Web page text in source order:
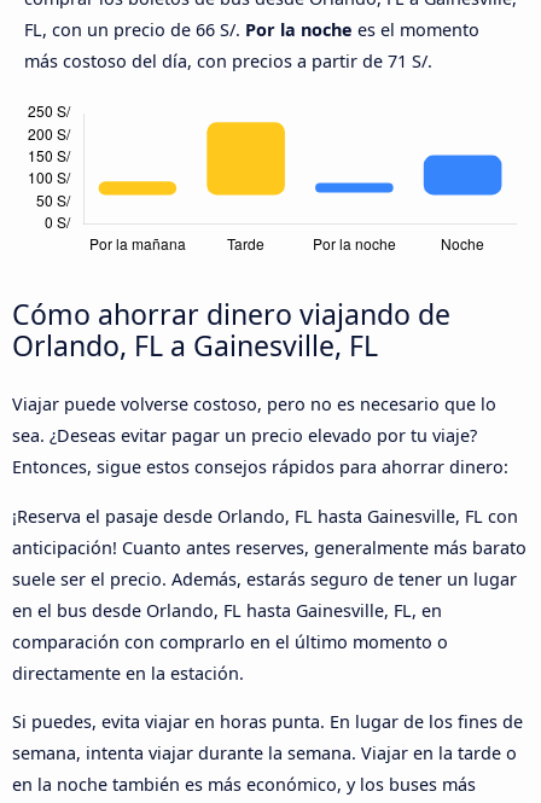
FL, con un precio de 66 S/. Por la noche es el momento
más costoso del día, con precios a partir de 71 S/.
Cómo ahorrar dinero viajando de
Orlando, FL a Gainesville, FL
Viajar puede volverse costoso, pero no es necesario que lo
sea. ¿Deseas evitar pagar un precio elevado por tu viaje?
Entonces, sigue estos consejos rápidos para ahorrar dinero:
¡Reserva el pasaje desde Orlando, FL hasta Gainesville, FL con
anticipación! Cuanto antes reserves, generalmente más barato
suele ser el precio. Además, estarás seguro de tener un lugar
en el bus desde Orlando, FL hasta Gainesville, FL, en
comparación con comprarlo en el último momento o
directamente en la estación.
Si puedes, evita viajar en horas punta. En lugar de los fines de
semana, intenta viajar durante la semana. Viajar en la tarde o
en la noche también es más económico, y los buses más